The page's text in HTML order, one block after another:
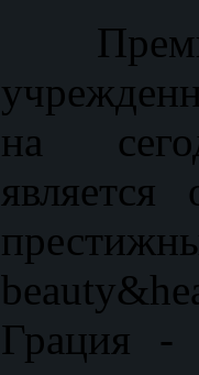
на
Грация -